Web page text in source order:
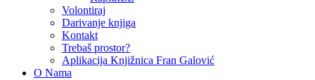
Volontiraj
Darivanje knjiga
Kontakt
Trebaš prostor?
Aplikacija Knjižnica Fran Galović
O Nama